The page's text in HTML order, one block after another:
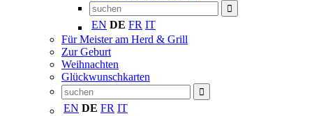
EN DE FR IT
Für Meister am Herd & Grill
Zur Geburt
Weihnachten
Glückwunschkarten
EN DE FR IT